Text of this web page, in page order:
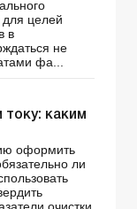
целей
в
не
фа...
току: каким
оформить
ли